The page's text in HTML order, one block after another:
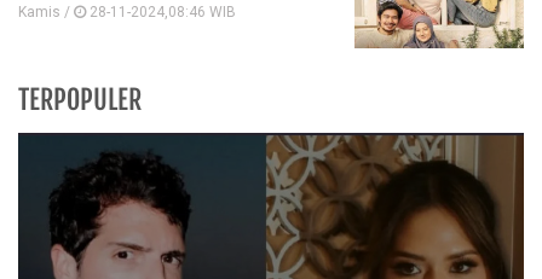
Kamis / 28-11-2024,08:46 WIB
TERPOPULER